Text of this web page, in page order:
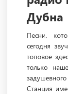
Дубна
Песни,
сегодня
топовое
только
Станция